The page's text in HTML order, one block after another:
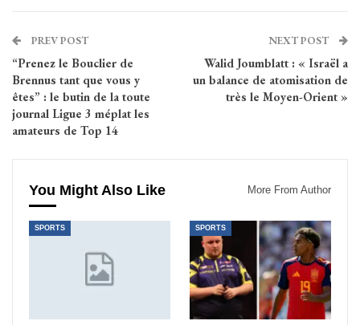
PREV POST
“Prenez le Bouclier de
Brennus tant que vous y
êtes” : le butin de la toute
journal Ligue 3 méplat les
amateurs de Top 14
NEXT POST
Walid Joumblatt : « Israël a
un balance de atomisation de
très le Moyen-Orient »
You Might Also Like More From Author
SPORTS SPORTS